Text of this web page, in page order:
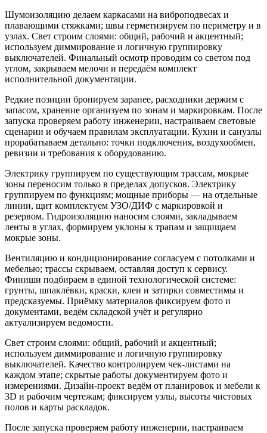
Шумоизоляцию делаем каркасами на виброподвесах и
плавающими стяжками; швы герметизируем по периметру и в
узлах. Свет строим слоями: общий, рабочий и акцентный;
используем диммирование и логичную группировку
выключателей. Финальный осмотр проводим со светом под
углом, закрываем мелочи и передаём комплект
исполнительной документации.
Редкие позиции бронируем заранее, расходники держим с
запасом, хранение организуем по зонам и маркировкам. После
запуска проверяем работу инженерии, настраиваем световые
сценарии и обучаем правилам эксплуатации. Кухни и санузлы
прорабатываем детально: точки подключения, воздухообмен,
ревизии и требования к оборудованию.
Электрику группируем по существующим трассам, мокрые
зоны переносим только в пределах допусков. Электрику
группируем по функциям; мощные приборы — на отдельные
линии, щит комплектуем УЗО/ДИФ с маркировкой и
резервом. Гидроизоляцию наносим слоями, закладываем
ленты в углах, формируем уклоны к трапам и защищаем
мокрые зоны.
Вентиляцию и кондиционирование согласуем с потолками и
мебелью; трассы скрываем, оставляя доступ к сервису.
Финиши подбираем в единой технологической системе:
грунты, шпаклёвки, краски, клеи и затирки совместимы и
предсказуемы. Приёмку материалов фиксируем фото и
документами, ведём складской учёт и регулярно
актуализируем ведомости.
Свет строим слоями: общий, рабочий и акцентный;
используем диммирование и логичную группировку
выключателей. Качество контролируем чек-листами на
каждом этапе; скрытые работы документируем фото и
измерениями. Дизайн-проект ведём от планировок и мебели к
3D и рабочим чертежам; фиксируем узлы, высоты чистовых
полов и карты раскладок.
После запуска проверяем работу инженерии, настраиваем